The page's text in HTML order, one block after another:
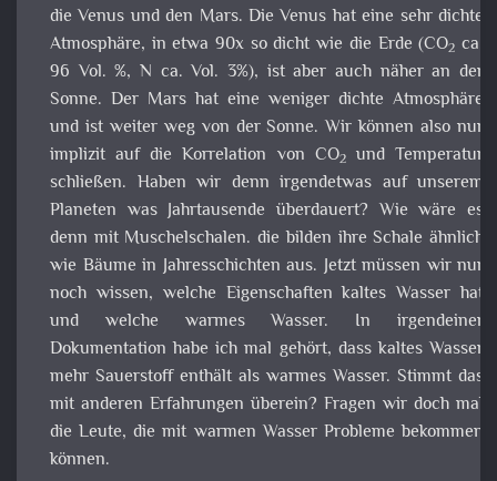
Mars hat eine weniger dichte Atmosphäre und ist weiter
von der Sonne. Wir können also nur implizit auf
Korrelation von CO2und Temperatur schließen. Haben
denn irgendetwas auf unserem Planeten was
überdauert? Wie wäre es denn mit Muschelschalen.
bilden ihre Schale ähnlich wie Bäume in Jahresschichten
Jetzt müssen wir nur noch wissen, welche
kaltes Wasser hat und welche warmes Wasser.
irgendeiner Dokumentation habe ich mal gehört, dass
Wasser mehr Sauerstoff enthält als warmes Wasser.
das mit anderen Erfahrungen überein? Fragen wir doch
die Leute, die mit warmen Wasser Probleme
können.
Je höher die Temperatur im Aquarium ist, desto
weniger Sauerstoff ist im Wasser gelöst. Da
Sauerstoff überlebensnotwendig ist, sterben die